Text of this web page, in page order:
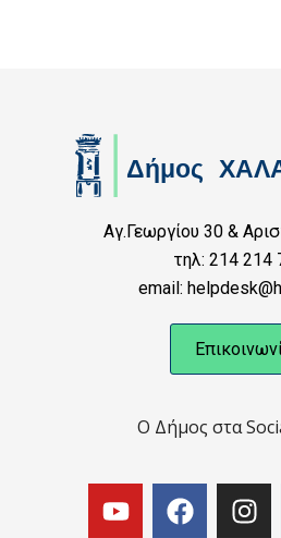
Αγ.Γεωργίου 30 &
τηλ: 214 214
email:
Ο Δήμος στα